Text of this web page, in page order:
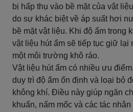
bị hấp thụ vào bề mặt của vật
do sự khác biệt về áp suất hơi
bề mặt vật liệu. Khi độ ẩm trong
vật liệu hút ẩm sẽ tiếp tục giữ lại
một môi trường khô ráo.
Vật liệu hút ẩm có nhiều ưu
duy trì độ ẩm ổn định và loại bỏ
không khí. Điều này giúp ngăn
khuẩn, nấm mốc và các tác